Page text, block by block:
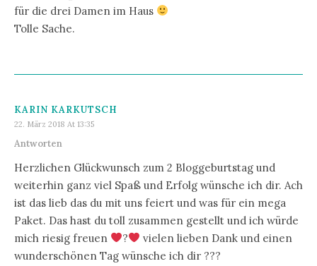
für die drei Damen im Haus
Tolle Sache.
KARIN KARKUTSCH
22. März 2018 At 13:35
Antworten
Herzlichen Glückwunsch zum 2 Bloggeburtstag und
weiterhin ganz viel Spaß und Erfolg wünsche ich dir. Ach
ist das lieb das du mit uns feiert und was für ein mega
Paket. Das hast du toll zusammen gestellt und ich würde
mich riesig freuen
?
vielen lieben Dank und einen
wunderschönen Tag wünsche ich dir ???